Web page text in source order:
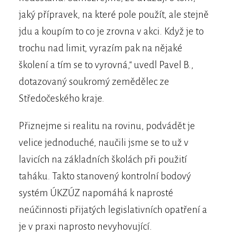
jaký přípravek, na které pole použít, ale stejně
jdu a koupím to co je zrovna v akci. Když je to
trochu nad limit, vyrazím pak na nějaké
školení a tím se to vyrovná,“ uvedl Pavel B.,
dotazovaný soukromý zemědělec ze
Středočeského kraje.
Přiznejme si realitu na rovinu, podvádět je
velice jednoduché, naučili jsme se to už v
lavicích na základních školách při použití
taháku. Takto stanovený kontrolní bodový
systém ÚKZÚZ napomáhá k naprosté
neúčinnosti přijatých legislativních opatření a
je v praxi naprosto nevyhovující.